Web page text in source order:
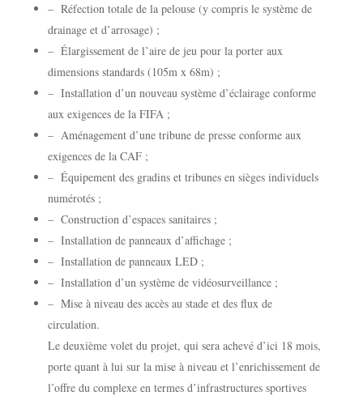
– Réfection totale de la pelouse (y compris le système de
drainage et d’arrosage) ;
– Élargissement de l’aire de jeu pour la porter aux
dimensions standards (105m x 68m) ;
– Installation d’un nouveau système d’éclairage conforme
aux exigences de la FIFA ;
– Aménagement d’une tribune de presse conforme aux
exigences de la CAF ;
– Équipement des gradins et tribunes en sièges individuels
numérotés ;
– Construction d’espaces sanitaires ;
– Installation de panneaux d’affichage ;
– Installation de panneaux LED ;
– Installation d’un système de vidéosurveillance ;
– Mise à niveau des accès au stade et des flux de
circulation.
Le deuxième volet du projet, qui sera achevé d’ici 18 mois,
porte quant à lui sur la mise à niveau et l’enrichissement de
l’offre du complexe en termes d’infrastructures sportives